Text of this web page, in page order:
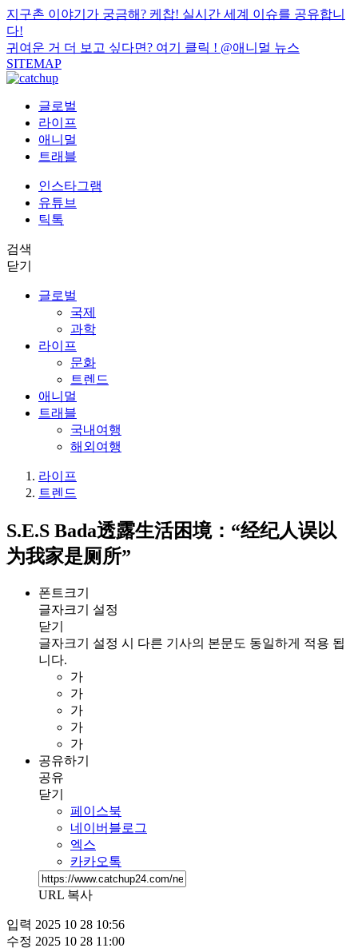
지구촌 이야기가 궁금해? 케찹! 실시간 세계 이슈를 공유합니
다!
귀여운 거 더 보고 싶다면? 여기 클릭 ! @애니멀 뉴스
SITEMAP
글로벌
라이프
애니멀
트래블
인스타그램
유튜브
틱톡
검색
닫기
글로벌
국제
과학
라이프
문화
트렌드
애니멀
트래블
국내여행
해외여행
라이프
트렌드
S.E.S Bada透露生活困境：“经纪人误以
为我家是厕所”
폰트크기
글자크기 설정
닫기
글자크기 설정 시 다른 기사의 본문도 동일하게 적용 됩
니다.
가
가
가
가
가
공유하기
공유
닫기
페이스북
네이버블로그
엑스
카카오톡
URL 복사
입력 2025 10 28 10:56
수정 2025 10 28 11:00